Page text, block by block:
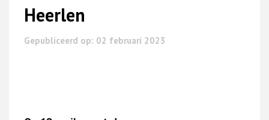
Heerlen
Gepubliceerd op: 02 februari 2023